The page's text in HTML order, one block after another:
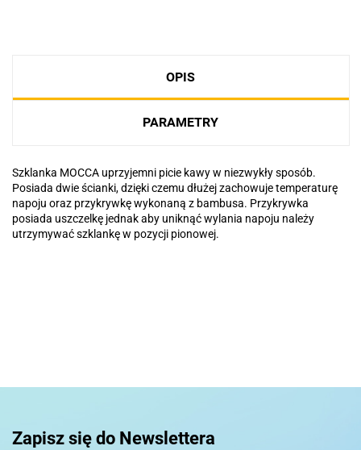
OPIS
PARAMETRY
Szklanka MOCCA uprzyjemni picie kawy w niezwykły sposób.
Posiada dwie ścianki, dzięki czemu dłużej zachowuje temperaturę
napoju oraz przykrywkę wykonaną z bambusa. Przykrywka
posiada uszczelkę jednak aby uniknąć wylania napoju należy
utrzymywać szklankę w pozycji pionowej.
Zapisz się do Newslettera